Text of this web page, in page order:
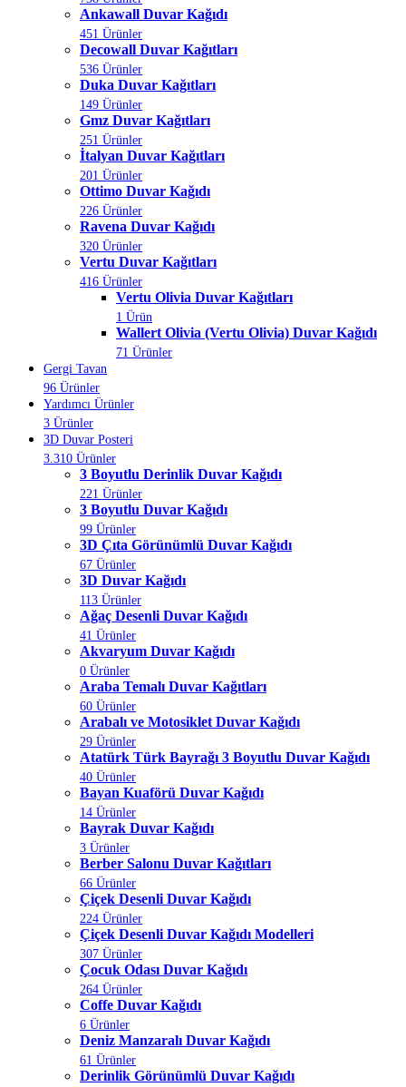
Ankawall Duvar Kağıdı
451 Ürünler
Decowall Duvar Kağıtları
536 Ürünler
Duka Duvar Kağıtları
149 Ürünler
Gmz Duvar Kağıtları
251 Ürünler
İtalyan Duvar Kağıtları
201 Ürünler
Ottimo Duvar Kağıdı
226 Ürünler
Ravena Duvar Kağıdı
320 Ürünler
Vertu Duvar Kağıtları
416 Ürünler
Vertu Olivia Duvar Kağıtları
1 Ürün
Wallert Olivia (Vertu Olivia) Duvar Kağıdı
71 Ürünler
Gergi Tavan
96 Ürünler
Yardımcı Ürünler
3 Ürünler
3D Duvar Posteri
3.310 Ürünler
3 Boyutlu Derinlik Duvar Kağıdı
221 Ürünler
3 Boyutlu Duvar Kağıdı
99 Ürünler
3D Çıta Görünümlü Duvar Kağıdı
67 Ürünler
3D Duvar Kağıdı
113 Ürünler
Ağaç Desenli Duvar Kağıdı
41 Ürünler
Akvaryum Duvar Kağıdı
0 Ürünler
Araba Temalı Duvar Kağıtları
60 Ürünler
Arabalı ve Motosiklet Duvar Kağıdı
29 Ürünler
Atatürk Türk Bayrağı 3 Boyutlu Duvar Kağıdı
40 Ürünler
Bayan Kuaförü Duvar Kağıdı
14 Ürünler
Bayrak Duvar Kağıdı
3 Ürünler
Berber Salonu Duvar Kağıtları
66 Ürünler
Çiçek Desenli Duvar Kağıdı
224 Ürünler
Çiçek Desenli Duvar Kağıdı Modelleri
307 Ürünler
Çocuk Odası Duvar Kağıdı
264 Ürünler
Coffe Duvar Kağıdı
6 Ürünler
Deniz Manzaralı Duvar Kağıdı
61 Ürünler
Derinlik Görünümlü Duvar Kağıdı